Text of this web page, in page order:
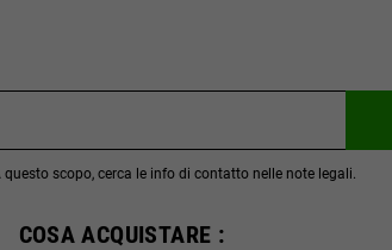
scopo, cerca le info di contatto nelle note legali.
COSA ACQUISTARE :